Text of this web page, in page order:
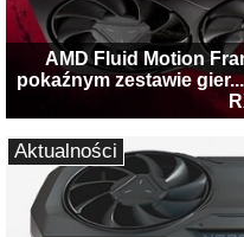
AMD Fluid Motion
pokaźnym zestawie
Aktualności